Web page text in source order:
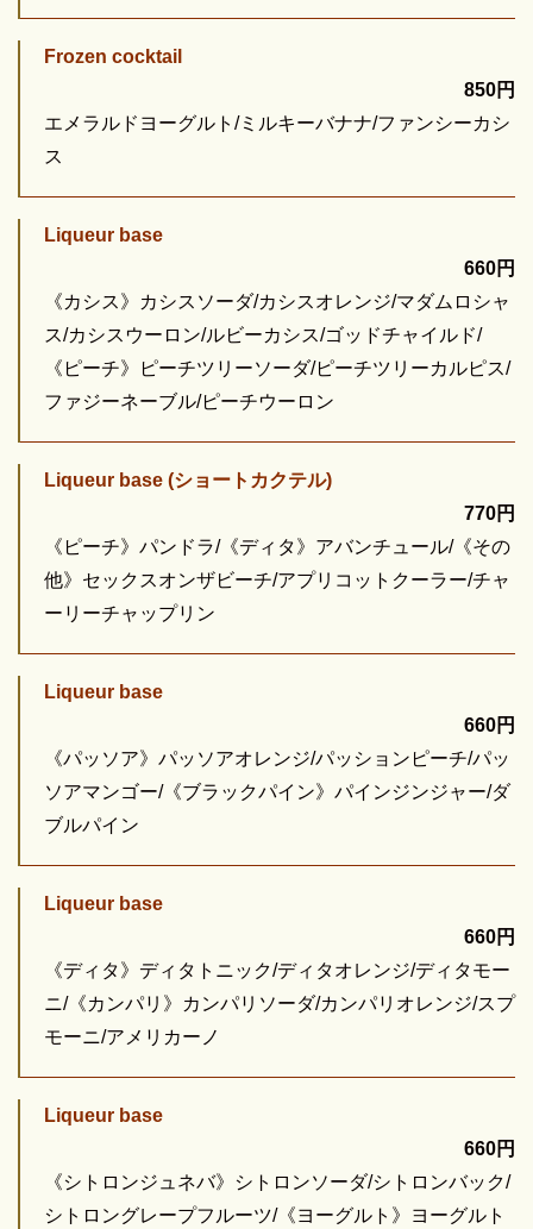
Frozen cocktail
850円
エメラルドヨーグルト/ミルキーバナナ/ファンシーカシ
ス
Liqueur base
660円
《カシス》カシスソーダ/カシスオレンジ/マダムロシャ
ス/カシスウーロン/ルビーカシス/ゴッドチャイルド/
《ピーチ》ピーチツリーソーダ/ピーチツリーカルピス/
ファジーネーブル/ピーチウーロン
Liqueur base (ショートカクテル)
770円
《ピーチ》パンドラ/《ディタ》アバンチュール/《その
他》セックスオンザビーチ/アプリコットクーラー/チャ
ーリーチャップリン
Liqueur base
660円
《パッソア》パッソアオレンジ/パッションピーチ/パッ
ソアマンゴー/《ブラックパイン》パインジンジャー/ダ
ブルパイン
Liqueur base
660円
《ディタ》ディタトニック/ディタオレンジ/ディタモー
ニ/《カンパリ》カンパリソーダ/カンパリオレンジ/スプ
モーニ/アメリカーノ
Liqueur base
660円
《シトロンジュネバ》シトロンソーダ/シトロンバック/
シトロングレープフルーツ/《ヨーグルト》ヨーグルト